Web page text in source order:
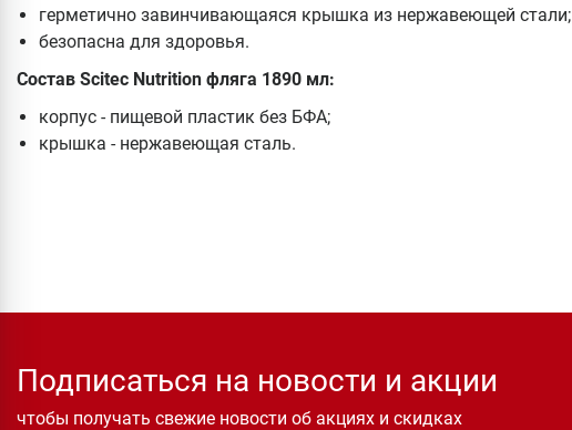
герметично завинчивающаяся крышка из нержавеющей стали;
безопасна для здоровья.
Состав Scitec Nutrition фляга 1890 мл:
корпус - пищевой пластик без БФА;
крышка - нержавеющая сталь.
Подписаться на новости и акции
чтобы получать свежие новости об акциях и скидках